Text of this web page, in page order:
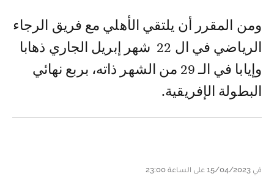
ومن المقرر أن يلتقي الأهلي مع فريق الرجاء
الرياضي في ال 22 شهر إبريل الجاري ذهابا
وإيابا في الـ 29 من الشهر ذاته، بربع نهائي
البطولة الإفريقية.
في 15/04/2023 على الساعة 23:00